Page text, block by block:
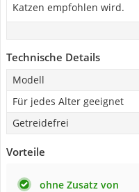
Katzen empfohlen wird.
Technische Details
Modell
Für jedes Alter geeignet
Getreidefrei
Vorteile
ohne Zusatz von